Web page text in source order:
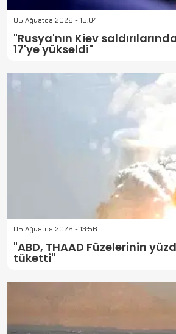
05 Ağustos 2026 - 15:04
"Rusya'nın Kiev
17'ye yükseldi"
05 Ağustos 2026 - 13:56
"ABD, THAAD Füzelerinin
tüketti"